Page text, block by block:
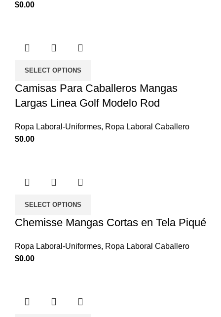
$0.00
SELECT OPTIONS
Camisas Para Caballeros Mangas
Largas Linea Golf Modelo Rod
Ropa Laboral-Uniformes, Ropa Laboral Caballero
$0.00
SELECT OPTIONS
Chemisse Mangas Cortas en Tela Piqué
Ropa Laboral-Uniformes, Ropa Laboral Caballero
$0.00